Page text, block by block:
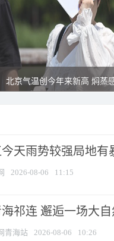
北京气温创今年来新高 焖蒸
天雨势较强局地有
2026-08-06 11:15
祁连 邂逅一场大
青海站 2026-08-06 10:26